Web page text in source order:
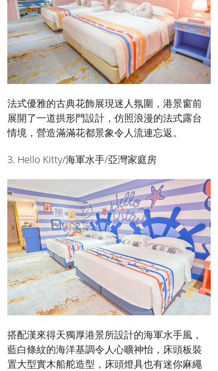
法式優雅的古典花飾展現迷人氛圍，港景窗前
展開了一道拱形門設計，仿照浪漫的法式露台
情境，營造滿滿花都景象令人流連忘返。
3. Hello Kitty/海軍水手/亞灣家庭房
搭配漢來得天獨厚港景所設計的海軍水手風，
藍白條紋的海洋基調令人心曠神怡，床頭板裝
置大型實木船舵造型，床頭燈具也有迷你麻繩